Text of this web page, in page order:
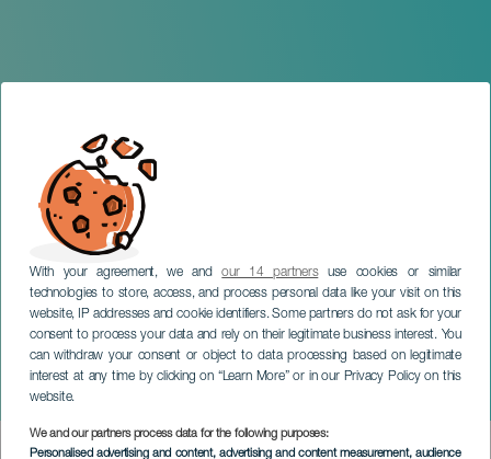
With your agreement, we andour 14 partnersuse cookies or similar
technologies to store, access, and process personal data like your visit on this
website, IP addresses and cookie identifiers. Some partners do not ask for your
consent to process your data and rely on their legitimate business interest. You
can withdraw your consent or object to data processing based on legitimate
interest at any time by clicking on “Learn More” or in our Privacy Policy on this
website.
We and our partners process data for the following purposes:
Personalised advertising and content, advertising and content measurement, audience
Fura Los Cristianos
TENERIFE
Imagen